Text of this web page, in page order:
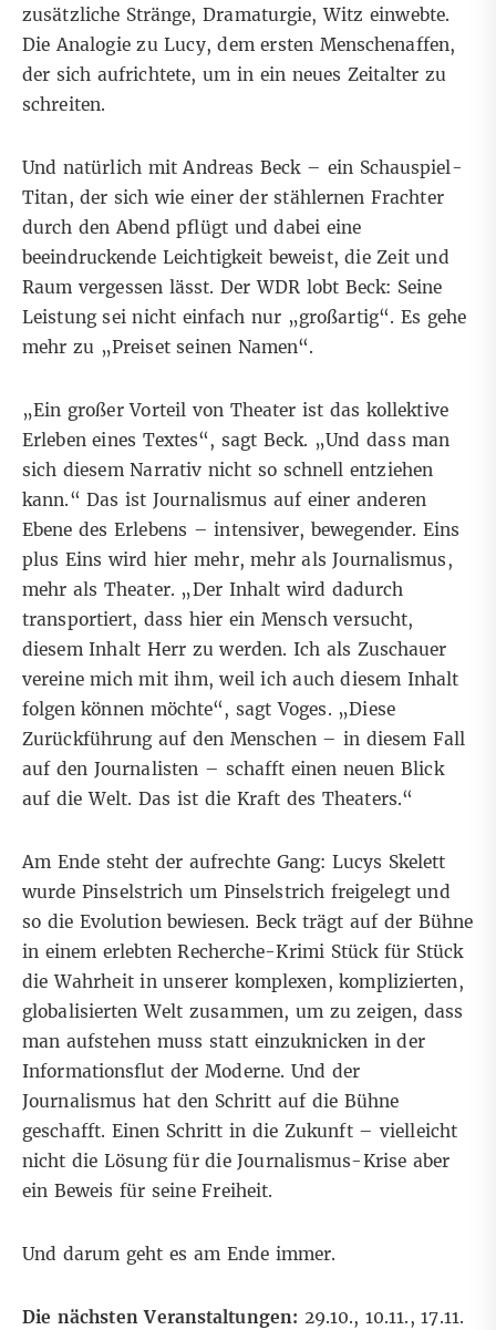
zusätzliche Stränge, Dramaturgie, Witz einwebte.
Die Analogie zu Lucy, dem ersten Menschenaffen,
der sich aufrichtete, um in ein neues Zeitalter zu
schreiten.
Und natürlich mit Andreas Beck – ein Schauspiel-
Titan, der sich wie einer der stählernen Frachter
durch den Abend pflügt und dabei eine
beeindruckende Leichtigkeit beweist, die Zeit und
Raum vergessen lässt. Der WDR lobt Beck: Seine
Leistung sei nicht einfach nur „großartig“. Es gehe
mehr zu „Preiset seinen Namen“.
„Ein großer Vorteil von Theater ist das kollektive
Erleben eines Textes“, sagt Beck. „Und dass man
sich diesem Narrativ nicht so schnell entziehen
kann.“ Das ist Journalismus auf einer anderen
Ebene des Erlebens – intensiver, bewegender. Eins
plus Eins wird hier mehr, mehr als Journalismus,
mehr als Theater. „Der Inhalt wird dadurch
transportiert, dass hier ein Mensch versucht,
diesem Inhalt Herr zu werden. Ich als Zuschauer
vereine mich mit ihm, weil ich auch diesem Inhalt
folgen können möchte“, sagt Voges. „Diese
Zurückführung auf den Menschen – in diesem Fall
auf den Journalisten – schafft einen neuen Blick
auf die Welt. Das ist die Kraft des Theaters.“
Am Ende steht der aufrechte Gang: Lucys Skelett
wurde Pinselstrich um Pinselstrich freigelegt und
so die Evolution bewiesen. Beck trägt auf der Bühne
in einem erlebten Recherche-Krimi Stück für Stück
die Wahrheit in unserer komplexen, komplizierten,
globalisierten Welt zusammen, um zu zeigen, dass
man aufstehen muss statt einzuknicken in der
Informationsflut der Moderne. Und der
Journalismus hat den Schritt auf die Bühne
geschafft. Einen Schritt in die Zukunft – vielleicht
nicht die Lösung für die Journalismus-Krise aber
ein Beweis für seine Freiheit.
Und darum geht es am Ende immer.
Die nächsten Veranstaltungen: 29.10., 10.11., 17.11.